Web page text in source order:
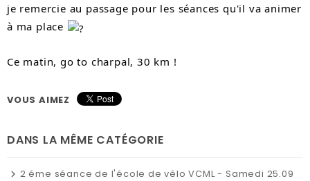
je remercie au passage pour les séances qu'il va animer
à ma place
Ce matin, go to charpal, 30 km !
VOUS AIMEZ
DANS LA MÊME CATÉGORIE
2 éme séance de l'école de vélo VCML - Samedi 25.09